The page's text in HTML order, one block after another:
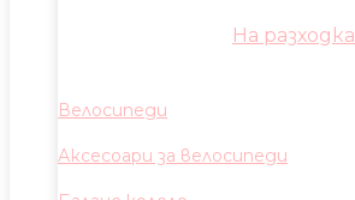
На разходка
Велосипеди
Аксесоари за велосипеди